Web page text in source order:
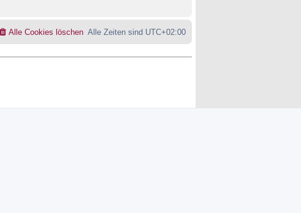
Alle Zeiten sind UTC+02:00
Alle Cookies löschen